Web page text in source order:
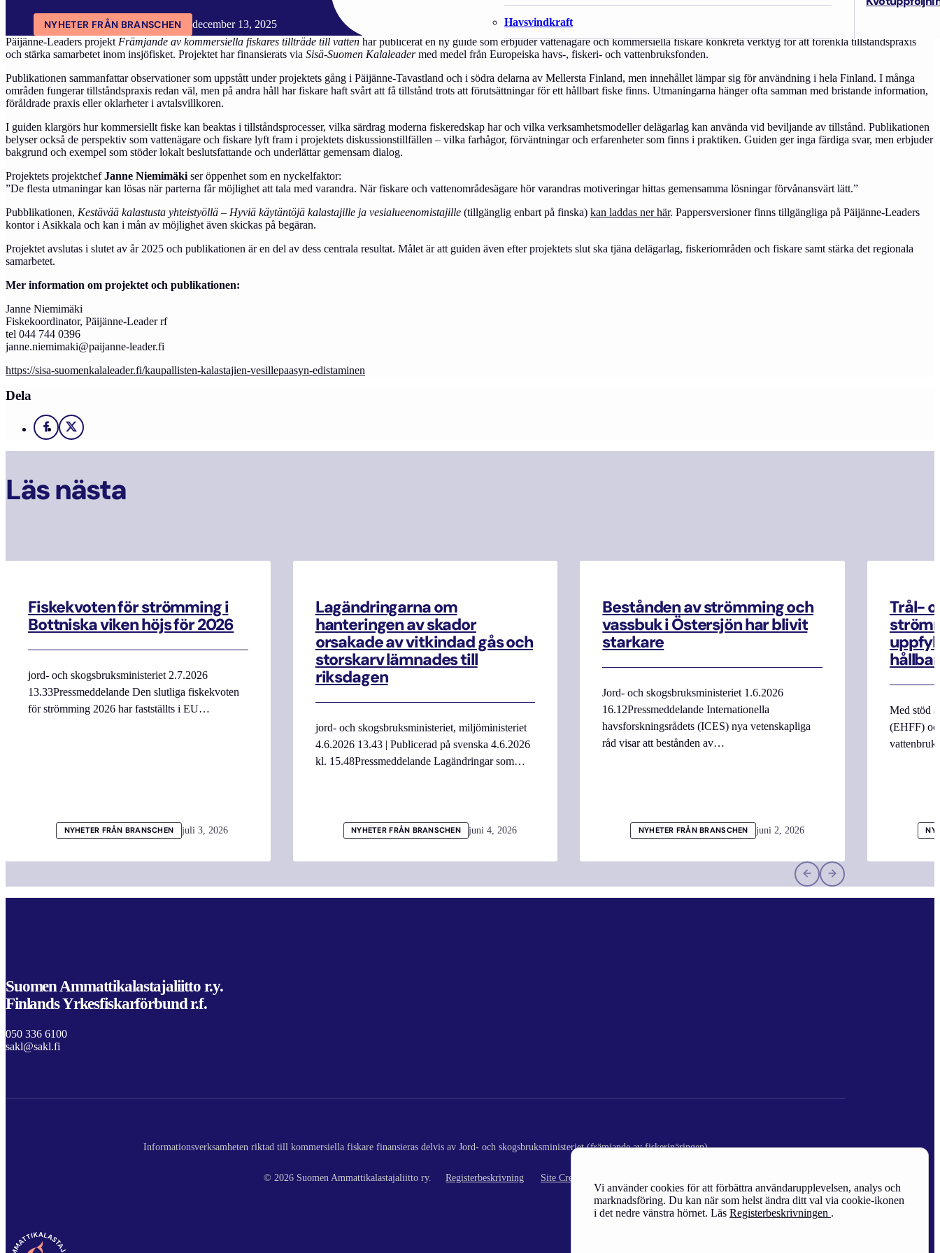
Vi använder cookies för att förbättra användarupplevelsen, analys och
marknadsföring. Du kan när som helst ändra ditt val via cookie-ikonen
i det nedre vänstra hörnet. Läs Registerbeskrivningen .
Havsvindkraft
NYHETER FRÅN BRANSCHEN
december 13, 2025
Päijänne-Leaders projekt Främjande av kommersiella fiskares tillträde till vatten har publicerat en ny guide som erbjuder vattenägare och kommersiella fiskare konkreta verktyg för att förenkla tillståndspraxis
och stärka samarbetet inom insjöfisket. Projektet har finansierats via Sisä-Suomen Kalaleadermed medel från Europeiska havs-, fiskeri- och vattenbruksfonden.
Publikationen sammanfattar observationer som uppstått under projektets gång i Päijänne-Tavastland och i södra delarna av Mellersta Finland, men innehållet lämpar sig för användning i hela Finland. I många
områden fungerar tillståndspraxis redan väl, men på andra håll har fiskare haft svårt att få tillstånd trots att förutsättningar för ett hållbart fiske finns. Utmaningarna hänger ofta samman med bristande information,
föråldrade praxis eller oklarheter i avtalsvillkoren.
I guiden klargörs hur kommersiellt fiske kan beaktas i tillståndsprocesser, vilka särdrag moderna fiskeredskap har och vilka verksamhetsmodeller delägarlag kan använda vid beviljande av tillstånd. Publikationen
belyser också de perspektiv som vattenägare och fiskare lyft fram i projektets diskussionstillfällen – vilka farhågor, förväntningar och erfarenheter som finns i praktiken. Guiden ger inga färdiga svar, men erbjuder
bakgrund och exempel som stöder lokalt beslutsfattande och underlättar gemensam dialog.
Projektets projektchefJanne Niemimäki ser öppenhet som en nyckelfaktor:
”De flesta utmaningar kan lösas när parterna får möjlighet att tala med varandra. När fiskare och vattenområdesägare hör varandras motiveringar hittas gemensamma lösningar förvånansvärt lätt.”
Pubblikationen, Kestävää kalastusta yhteistyöllä – Hyviä käytäntöjä kalastajille ja vesialueenomistajille (tillgänglig enbart på finska) kan laddas ner här. Pappersversioner finns tillgängliga på Päijänne-Leaders
kontor i Asikkala och kan i mån av möjlighet även skickas på begäran.
Projektet avslutas i slutet av år 2025 och publikationen är en del av dess centrala resultat. Målet är att guiden även efter projektets slut ska tjäna delägarlag, fiskeriområden och fiskare samt stärka det regionala
samarbetet.
Mer information om projektet och publikationen:
Janne Niemimäki
Fiskekoordinator, Päijänne-Leader rf
tel 044 744 0396
janne.niemimaki@paijanne-leader.fi
https://sisa-suomenkalaleader.fi/kaupallisten-kalastajien-vesillepaasyn-edistaminen
Dela
Facebook
X
Läs nästa
Fiskekvoten för strömming i
Bottniska viken höjs för 2026
jord- och skogsbruksministeriet 2.7.2026
13.33Pressmeddelande Den slutliga fiskekvoten
för strömming 2026 har fastställts i EU…
NYHETER FRÅN BRANSCHEN juli 3, 2026
Lagändringarna om
hanteringen av skador
orsakade av vitkindad gås och
storskarv lämnades till
riksdagen
jord- och skogsbruksministeriet, miljöministeriet
4.6.2026 13.43 | Publicerad på svenska 4.6.2026
kl. 15.48Pressmeddelande Lagändringar som…
NYHETER FRÅN BRANSCHEN juni 4, 2026
Bestånden av strömming och
vassbuk i Östersjön har blivit
starkare
Jord- och skogsbruksministeriet 1.6.2026
16.12Pressmeddelande Internationella
havsforskningsrådets (ICES) nya vetenskapliga
råd visar att bestånden av…
NYHETER FRÅN BRANSCHEN juni 2, 2026
Trål-
Med stöd
(EHFF)
Suomen Ammattikalastajaliitto r.y.
Finlands Yrkesfiskarförbund r.f.
050 336 6100
sakl@sakl.fi
Informationsverksamheten riktad till kommersiella fiskare finansieras delvis av Jord- och skogsbruksministeriet (främjande av fiskerinäringen)
© 2026 Suomen Ammattikalastajaliitto ry. Registerbeskrivning Site Credits